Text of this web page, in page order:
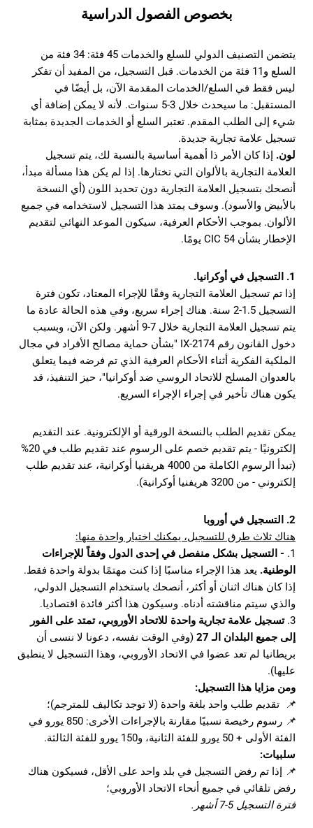
بخصوص الفصول الدراسية
يتضمن التصنيف الدولي للسلع والخدمات 45 فئة: 34 فئة من
السلع و11 فئة من الخدمات. قبل التسجيل، من المفيد أن تفكر
ليس فقط في السلع/الخدمات المقدمة الآن، بل أيضًا في
المستقبل: ما سيحدث خلال 3-5 سنوات. لأنه لا يمكن إضافة أي
شيء إلى الطلب المقدم. تعتبر السلع أو الخدمات الجديدة بمثابة
تسجيل علامة تجارية جديدة.
لون. إذا كان الأمر ذا أهمية أساسية بالنسبة لك، يتم تسجيل
العلامة التجارية بالألوان التي تختارها. إذا لم يكن هذا مسألة مبدأ،
أنصحك بتسجيل العلامة التجارية دون تحديد اللون (أي النسخة
بالأبيض والأسود). وسوف يمتد هذا التسجيل لاستخدامه في جميع
الألوان. بموجب الأحكام العرفية، سيكون الموعد النهائي لتقديم
الإخطار بشأن CIC 54 يومًا.
1. التسجيل في أوكرانيا.
إذا تم تسجيل العلامة التجارية وفقًا للإجراء المعتاد، تكون فترة
التسجيل 1.5-2 سنة. هناك إجراء سريع، وفي هذه الحالة عادة ما
يتم تسجيل العلامة التجارية خلال 7-9 أشهر. ولكن الآن، وبسبب
دخول القانون رقم 2174-IX "بشأن حماية مصالح الأفراد في مجال
الملكية الفكرية أثناء الأحكام العرفية الذي تم فرضه فيما يتعلق
بالعدوان المسلح للاتحاد الروسي ضد أوكرانيا"، حيز التنفيذ، قد
يكون هناك تأخير في إجراء الإجراء السريع.
يمكن تقديم الطلب بالنسخة الورقية أو الإلكترونية. عند التقديم
إلكترونيًا - يتم تقديم خصم على الرسوم عند تقديم طلب في 20%
(تبدأ الرسوم الكاملة من 4000 هريفنيا أوكرانية، عند تقديم طلب
إلكتروني - من 3200 هريفنيا أوكرانية).
2. التسجيل في أوروبا
هناك ثلاث طرق للتسجيل، يمكنك اختيار واحدة منها:
1. - التسجيل بشكل منفصل في إحدى الدول وفقاً للإجراءات
الوطنية. يعد هذا الإجراء مناسبًا إذا كنت مهتمًا بدولة واحدة فقط.
إذا كان هناك اثنان أو أكثر، أنصحك باستخدام التسجيل الدولي،
والذي سيتم مناقشته أدناه. وسيكون هذا أكثر فائدة اقتصاديا.
3. تسجيل علامة تجارية واحدة للاتحاد الأوروبي، تمتد على الفور
إلى جميع البلدان الـ 27
(وفي الوقت نفسه، دعونا لا ننسى أن
بريطانيا لم تعد عضوا في الاتحاد الأوروبي، وهذا التسجيل لا ينطبق
عليها).
ومن مزايا هذا التسجيل:
📌
تقديم طلب واحد بلغة واحدة (لا توجد تكاليف للمترجم)؛
📌
رسوم رخيصة نسبيًا مقارنة بالإجراءات الأخرى: 850 يورو في
الفئة الأولى + 50 يورو للفئة الثانية، و150 يورو للفئة الثالثة.
سلبيات:
📌 إذا تم رفض التسجيل في بلد واحد على الأقل، فسيكون هناك
رفض تلقائي في جميع أنحاء الاتحاد الأوروبي؛
فترة التسجيل 5-7 أشهر.